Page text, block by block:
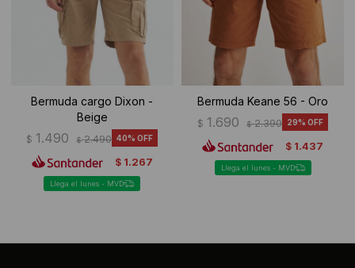
Bermuda cargo Dixon -
Beige
$ 1.490 $ 2.490 40
$ 1.267
Llega el lunes - MVD
Bermuda Keane 56 - Oro
$ 1.690 $ 2.390 29
$ 1.437
Llega el lunes - MVD